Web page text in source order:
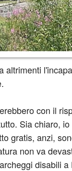
altrimenti
con il
Sia chiaro,
gratis, anzi,
non va
disabili